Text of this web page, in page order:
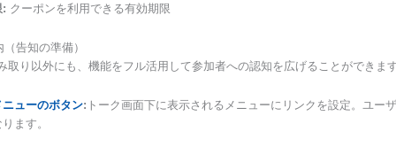
: クーポンを利用できる有効期限
告知の準備）
取り以外にも、機能をフル活用して参加者への認知を広げることができま
ューのボタン: トーク画面下に表示されるメニューにリンクを設定。ユ
ます。